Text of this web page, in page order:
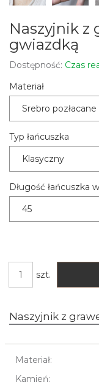
Naszyjnik z
gwiazdką
Dostępność: Czas
Materiał
Srebro pozłacane
Typ łańcuszka
Klasyczny
Długość łańcuszka
45
szt.
Naszyjnik z
Materiał:
Kamień: